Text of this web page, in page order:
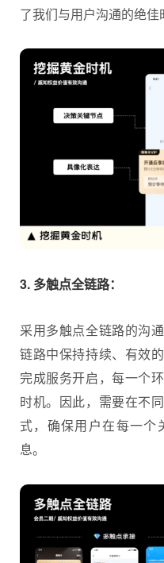
了我们与用户沟通的绝佳
3. 多触点全链路：
采用多触点全链路的沟
链路中保持持续、有效
完成服务开启，每一个
时机。因此，需要在不
式，确保用户在每一个
息。